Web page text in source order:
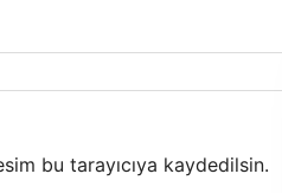
bu tarayıcıya kaydedilsin.